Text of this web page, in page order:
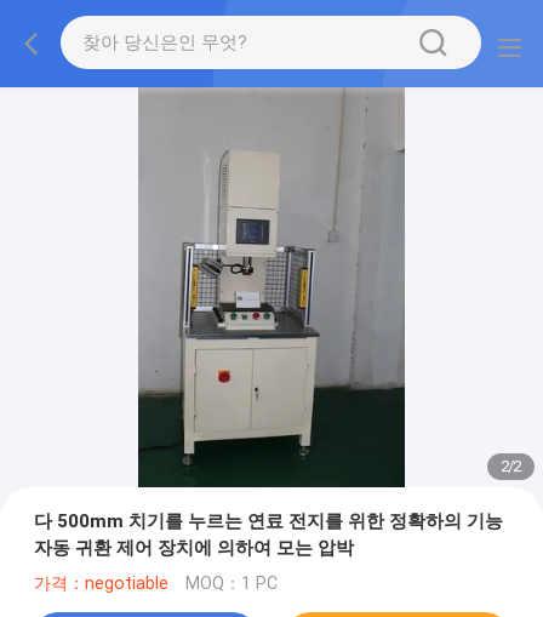
2/2
다 500mm 치기를 누르는 연료 전지를 위한 정확하의 기능
자동 귀환 제어 장치에 의하여 모는 압박
가격：negotiable MOQ：1 PC